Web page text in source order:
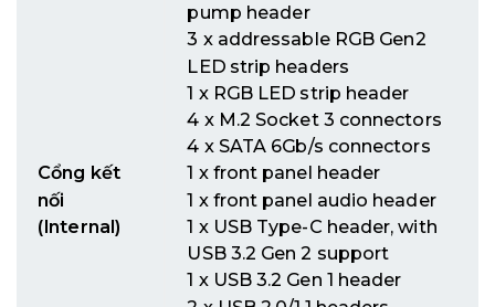
Cổng kết
nối
(Internal)
pump header
3 x addressable RGB Gen2
LED strip headers
1 x RGB LED strip header
4 x M.2 Socket 3 connectors
4 x SATA 6Gb/s connectors
1 x front panel header
1 x front panel audio header
1 x USB Type-C header, with
USB 3.2 Gen 2 support
1 x USB 3.2 Gen 1 header